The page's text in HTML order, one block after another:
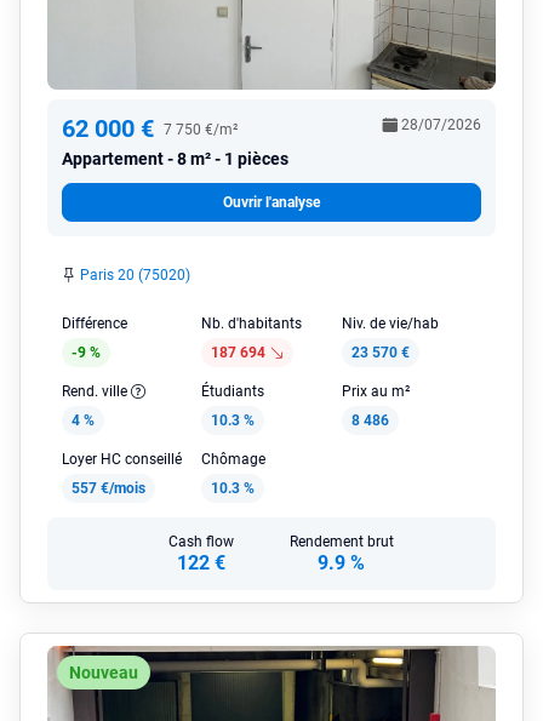
62 000 € 7 750 €/m²
Appartement 8 m² - 1 pièces
28/07/2026
Ouvrir l'analyse
Paris 20 (75020)
Différence
-9 %
Nb. d'habitants
187 694
Niv. de vie/hab
23 570 €
Rend. ville
4 %
Étudiants
10.3 %
Prix au m²
8 486
Loyer HC conseillé
557 €/mois
Chômage
10.3 %
Cash flow
122 €
Rendement brut
9.9 %
Nouveau